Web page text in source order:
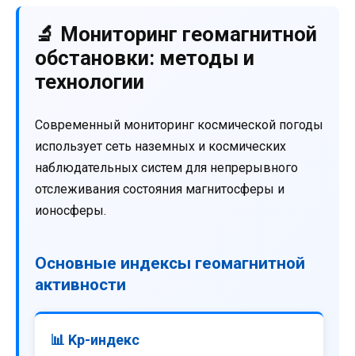
🔬 Мониторинг геомагнитной
обстановки: методы и
технологии
Современный мониторинг космической погоды
использует сеть наземных и космических
наблюдательных систем для непрерывного
отслеживания состояния магнитосферы и
ионосферы.
Основные индексы геомагнитной
активности
📊 Kp-индекс